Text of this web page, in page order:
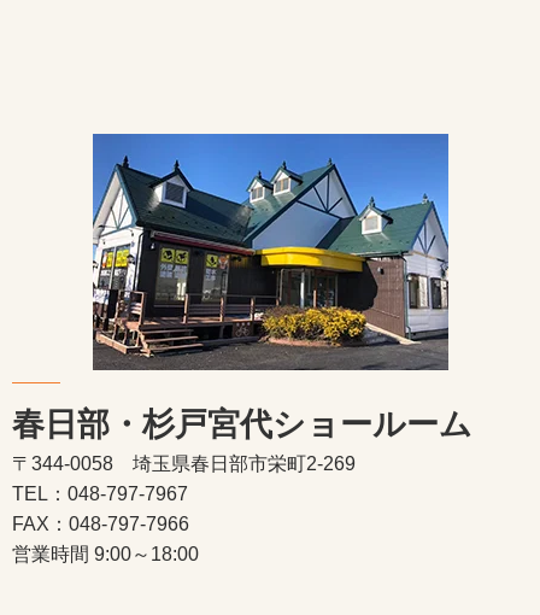
春日部・杉戸宮代ショールーム
〒344-0058 埼玉県春日部市栄町2-269
TEL：048-797-7967
FAX：048-797-7966
営業時間 9:00～18:00